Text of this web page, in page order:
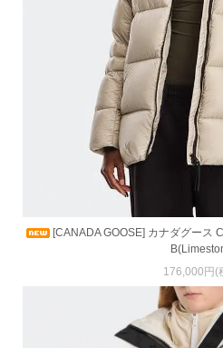
[CANADA GOOSE] カナダグース
176,000円(